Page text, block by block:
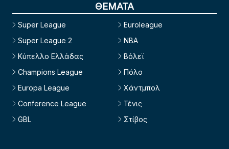
ΘΕΜΑΤΑ
Super League
Super League 2
Κύπελλο Ελλάδας
Champions League
Europa League
Conference League
GBL
Euroleague
NBA
Βόλεϊ
Πόλο
Χάντμπολ
Τένις
Στίβος